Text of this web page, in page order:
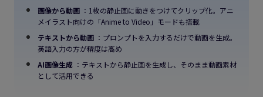
画像から動画 ：1枚の静止画に動きをつけてクリップ化。アニ
メイラスト向けの「Anime to Video」モードも搭載
テキストから動画 ：プロンプトを入力するだけで動画を生成。
英語入力の方が精度は高め
AI画像生成 ：テキストから静止画を生成し、そのまま動画素材
として活用できる